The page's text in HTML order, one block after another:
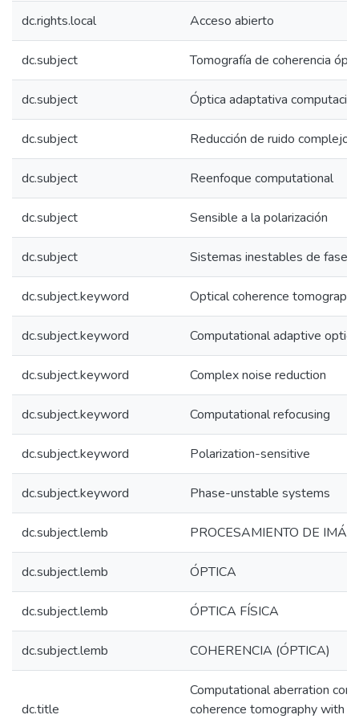
dc.rights.local Acceso abierto
dc.subject Tomografía de coherencia
dc.subject Óptica adaptativa
dc.subject Reducción de ruido complejo
dc.subject Reenfoque computational
dc.subject Sensible a la polarización
dc.subject Sistemas inestables de fase
dc.subject.keyword Optical coherence tomography
dc.subject.keyword Computational adaptive optics
dc.subject.keyword Complex noise reduction
dc.subject.keyword Computational refocusing
dc.subject.keyword Polarization-sensitive
dc.subject.keyword Phase-unstable systems
dc.subject.lemb PROCESAMIENTO DE
dc.subject.lemb ÓPTICA
dc.subject.lemb ÓPTICA FÍSICA
dc.subject.lemb COHERENCIA (ÓPTICA)
dc.title
Computational aberration
coherence tomography with